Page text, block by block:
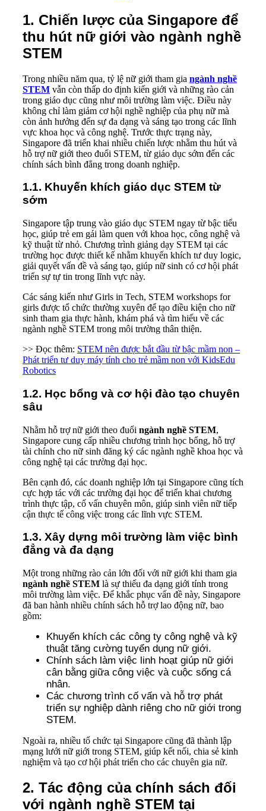
1. Chiến lược của Singapore để
thu hút nữ giới vào ngành nghề
STEM
Trong nhiều năm qua, tỷ lệ nữ giới tham gia ngành nghề
STEM vẫn còn thấp do định kiến giới và những rào cản
trong giáo dục cũng như môi trường làm việc. Điều này
không chỉ làm giảm cơ hội nghề nghiệp của phụ nữ mà
còn ảnh hưởng đến sự đa dạng và sáng tạo trong các lĩnh
vực khoa học và công nghệ. Trước thực trạng này,
Singapore đã triển khai nhiều chiến lược nhằm thu hút và
hỗ trợ nữ giới theo đuổi STEM, từ giáo dục sớm đến các
chính sách bình đẳng trong doanh nghiệp.
1.1. Khuyến khích giáo dục STEM từ
sớm
Singapore tập trung vào giáo dục STEM ngay từ bậc tiểu
học, giúp trẻ em gái làm quen với khoa học, công nghệ và
kỹ thuật từ nhỏ. Chương trình giảng dạy STEM tại các
trường học được thiết kế nhằm khuyến khích tư duy logic,
giải quyết vấn đề và sáng tạo, giúp nữ sinh có cơ hội phát
triển sự tự tin trong lĩnh vực này.
Các sáng kiến như Girls in Tech, STEM workshops for
girls được tổ chức thường xuyên để tạo điều kiện cho nữ
sinh tham gia thực hành, khám phá và tìm hiểu về các
ngành nghề STEM trong môi trường thân thiện.
>> Đọc thêm: STEM nên được bắt đầu từ bậc mầm non –
Phát triển tư duy máy tính cho trẻ mầm non với KidsEdu
Robotics
1.2. Học bổng và cơ hội đào tạo chuyên
sâu
Nhằm hỗ trợ nữ giới theo đuổi ngành nghề STEM,
Singapore cung cấp nhiều chương trình học bổng, hỗ trợ
tài chính cho nữ sinh đăng ký các ngành nghề khoa học và
công nghệ tại các trường đại học.
Bên cạnh đó, các doanh nghiệp lớn tại Singapore cũng tích
cực hợp tác với các trường đại học để triển khai chương
trình thực tập, cố vấn chuyên môn, giúp sinh viên nữ tiếp
cận thực tế công việc trong các lĩnh vực STEM.
1.3. Xây dựng môi trường làm việc bình
đẳng và đa dạng
Một trong những rào cản lớn đối với nữ giới khi tham gia
ngành nghề STEM là sự thiếu đa dạng giới tính trong
môi trường làm việc. Để khắc phục vấn đề này, Singapore
đã ban hành nhiều chính sách hỗ trợ lao động nữ, bao
gồm:
Khuyến khích các công ty công nghệ và kỹ
thuật tăng cường tuyển dụng nữ giới.
Chính sách làm việc linh hoạt giúp nữ giới
cân bằng giữa công việc và cuộc sống cá
nhân.
Các chương trình cố vấn và hỗ trợ phát
triển sự nghiệp dành riêng cho nữ giới trong
STEM.
Ngoài ra, nhiều tổ chức tại Singapore cũng đã thành lập
mạng lưới nữ giới trong STEM, giúp kết nối, chia sẻ kinh
nghiệm và tạo cơ hội phát triển cho các chuyên gia nữ.
2. Tác động của chính sách đối
với ngành nghề STEM tại